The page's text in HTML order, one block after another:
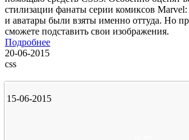
стилизации фанаты серии комиксов
и аватары были взяты именно оттуда. Но
сможете подставить свои изображения.
Подробнее
20-06-2015
css
15-06-2015